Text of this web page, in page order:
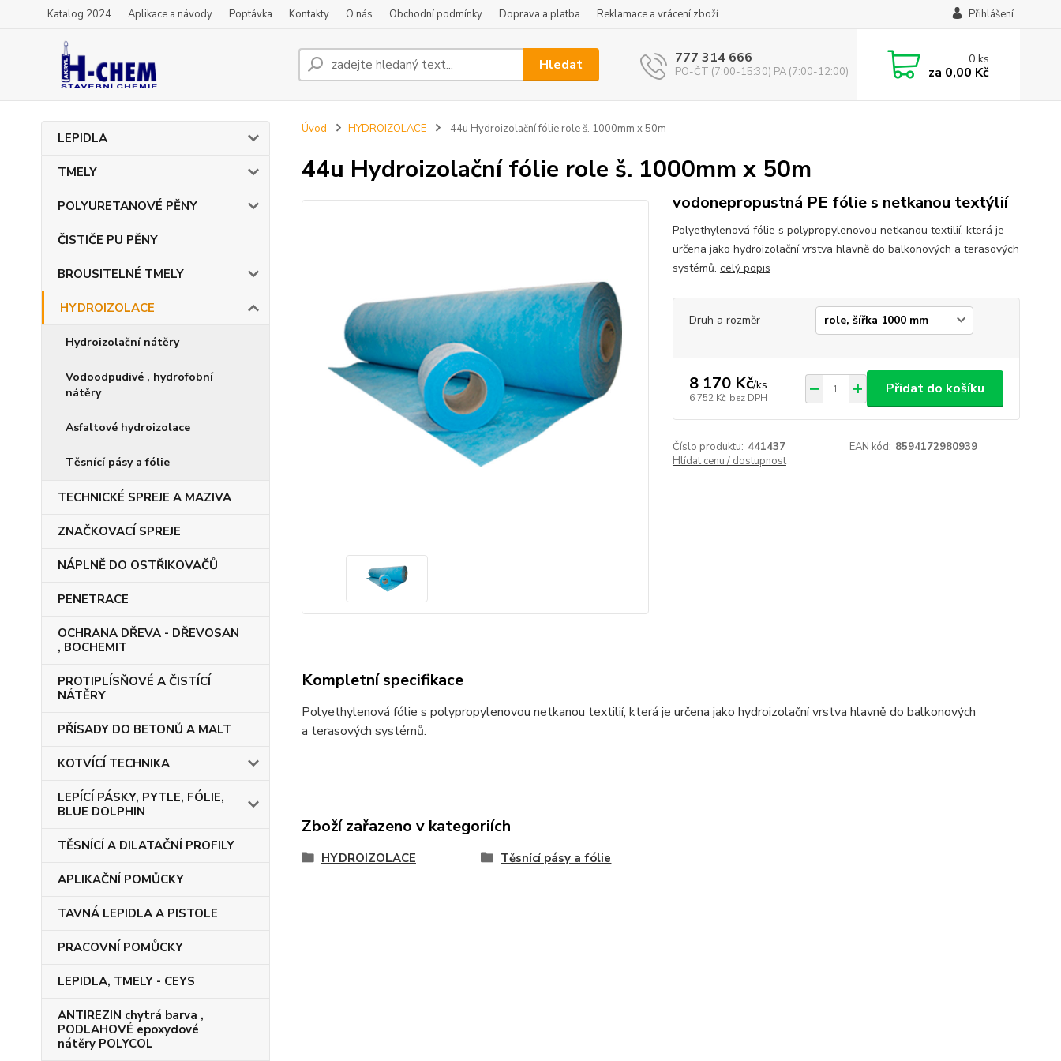
Katalog 2024 Aplikace a návody Poptávka Kontakty O nás Obchodní podmínky Doprava a platba Reklamace a vrácení zboží Přihlášení
Hledat 777 314 666
PO-ČT (7:00-15:30) PA (7:00-12:00)
0ks
za 0,00 Kč
LEPIDLA
TMELY
POLYURETANOVÉ PĚNY
ČISTIČE PU PĚNY
BROUSITELNÉ TMELY
HYDROIZOLACE
Hydroizolační nátěry
Vodoodpudivé , hydrofobní
nátěry
Asfaltové hydroizolace
Těsnící pásy a fólie
TECHNICKÉ SPREJE A MAZIVA
ZNAČKOVACÍ SPREJE
NÁPLNĚ DO OSTŘIKOVAČŮ
PENETRACE
OCHRANA DŘEVA - DŘEVOSAN
, BOCHEMIT
PROTIPLÍSŇOVÉ A ČISTÍCÍ
NÁTĚRY
PŘÍSADY DO BETONŮ A MALT
KOTVÍCÍ TECHNIKA
LEPÍCÍ PÁSKY, PYTLE, FÓLIE,
BLUE DOLPHIN
TĚSNÍCÍ A DILATAČNÍ PROFILY
APLIKAČNÍ POMŮCKY
TAVNÁ LEPIDLA A PISTOLE
PRACOVNÍ POMŮCKY
LEPIDLA, TMELY - CEYS
ANTIREZIN chytrá barva ,
PODLAHOVÉ epoxydové
nátěry POLYCOL
Úvod HYDROIZOLACE 44u Hydroizolační fólie role š. 1000mm x 50m
44u Hydroizolační fólie role š. 1000mm x 50m
vodonepropustná PE fólie s netkanou textýlií
Polyethylenová fólie s polypropylenovou netkanou textilií, která je
určena jako hydroizolační vrstva hlavně do balkonových a terasových
systémů. celý popis
Druh a rozměr
8 170 Kč/ks
6 752 Kč bez DPH
Přidat do košíku
Číslo produktu: 441437 EAN kód: 8594172980939
Hlídat cenu / dostupnost
Kompletní specifikace
Polyethylenová fólie s polypropylenovou netkanou textilií, která je určena jako hydroizolační vrstva hlavně do balkonových
a terasových systémů.
Zboží zařazeno v kategoriích
HYDROIZOLACE Těsnící pásy a fólie